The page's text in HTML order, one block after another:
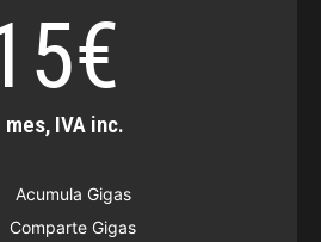
mes, IVA inc.
Acumula Gigas
Comparte Gigas